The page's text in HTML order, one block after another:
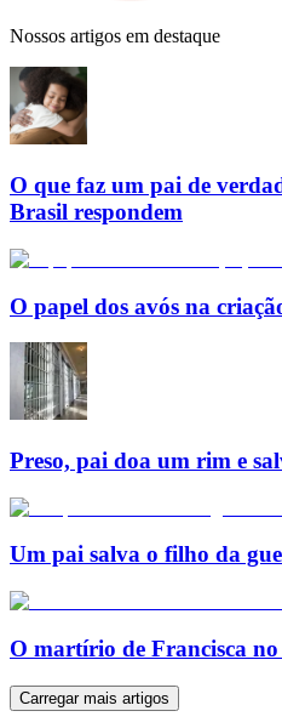
Nossos artigos em destaque
O que faz um pai de
Brasil respondem
O papel dos avós na
Preso, pai doa um rim e
Um pai salva o filho da
O martírio de Francisca
Carregar mais artigos